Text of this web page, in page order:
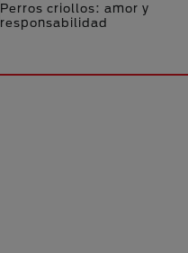
Perros criollos: amor y
responsabilidad